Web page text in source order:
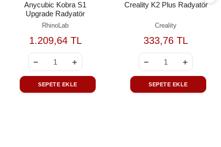
Anycubic Kobra S1
Upgrade Radyatör
RhinoLab
1.209,64 TL
SEPETE EKLE
Creality K2 Plus Radyatör
Creality
333,76 TL
SEPETE EKLE